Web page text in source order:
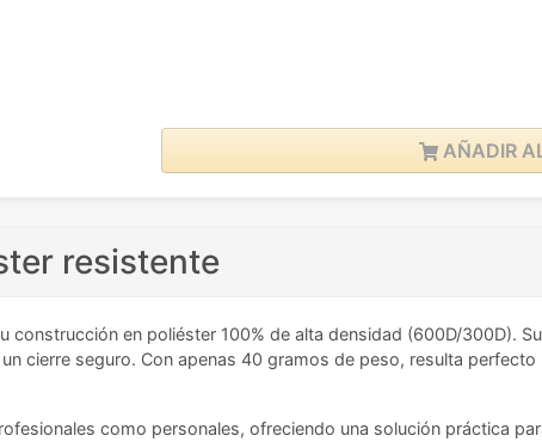
AÑADIR
resistente
construcción en poliéster 100% de alta densidad (600D/300D).
cierre seguro. Con apenas 40 gramos de peso, resulta
como personales, ofreciendo una solución práctica